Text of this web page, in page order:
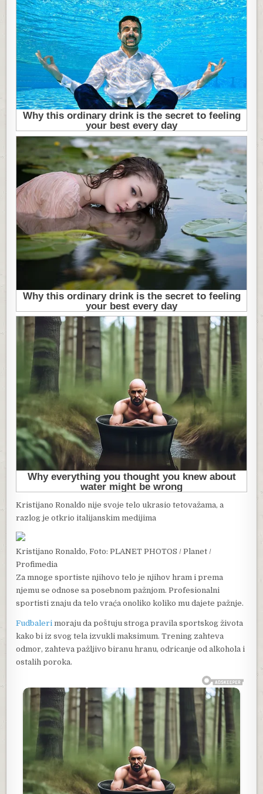
Kristijano Ronaldo nije svoje telo ukrasio tetovažama, a
razlog je otkrio italijanskim medijima
Kristijano Ronaldo, Foto: PLANET PHOTOS / Planet /
Profimedia
Za mnoge sportiste njihovo telo je njihov hram i prema
njemu se odnose sa posebnom pažnjom. Profesionalni
sportisti znaju da telo vraća onoliko koliko mu dajete pažnje.
Fudbalerimoraju da poštuju stroga pravila sportskog života
kako bi iz svog tela izvukli maksimum. Trening zahteva
odmor, zahteva pažljivo biranu hranu, odricanje od alkohola i
ostalih poroka.